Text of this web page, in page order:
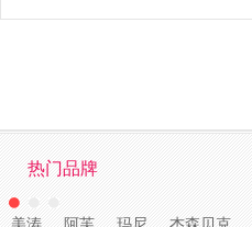
热门品牌